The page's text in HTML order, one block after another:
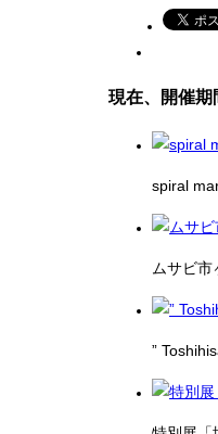
現在、開催期
spiral
ムサビ
”